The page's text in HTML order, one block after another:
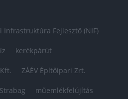
Infrastruktúra Fejlesztő (NIF)
kerékpárút
ZÁÉV Építőipari Zrt.
Strabag műemlékfelújítás